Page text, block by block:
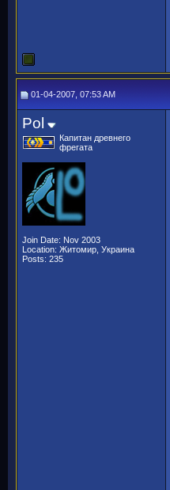
01-04-2007, 07:53 AM
Pol
Капитан древнего
фрегата
Join Date: Nov 2003
Location: Житомир, Украина
Posts: 235